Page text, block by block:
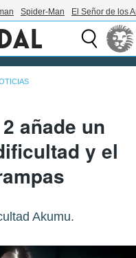
Spider-Man El Señor de los
añade un
y el
Akumu.